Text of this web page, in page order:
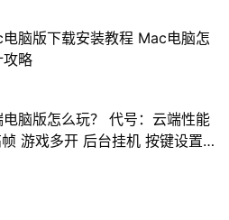
脑版下载安装教程 Mac电脑怎
攻略
脑版怎么玩？ 代号：云端性能
游戏多开 后台挂机 按键设置